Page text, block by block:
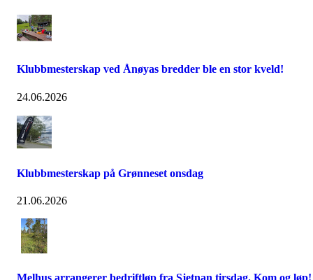
Klubbmesterskap ved Ånøyas bredder ble en stor kveld!
24.06.2026
Klubbmesterskap på Grønneset onsdag
21.06.2026
Melhus arrangerer bedriftløp fra Sjetnan tirsdag. Kom og løp!